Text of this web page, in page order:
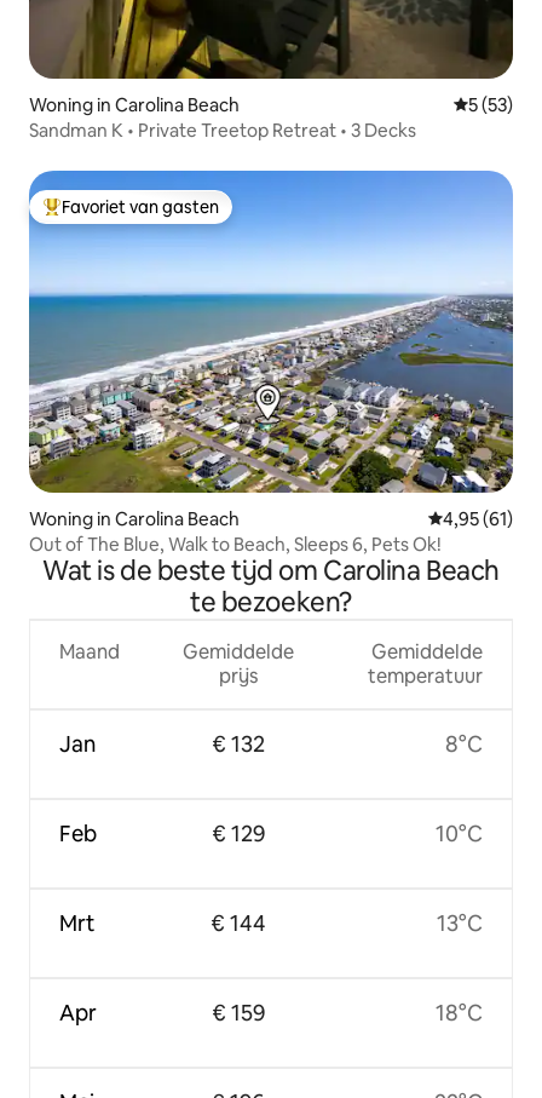
Woning in Carolina Beach
5 (53)
Sandman K • Private Treetop Retreat • 3 Decks
Topfavoriet van gasten
Favoriet van gasten
Woning in Carolina Beach Gemiddelde
4,95 (61)
Out of The Blue, Walk to Beach, Sleeps 6, Pets Ok!
Wat is de beste tijd om Carolina Beach
te bezoeken?
Maand
Jan
Feb
Mrt
Apr
Gemiddelde
prijs
€ 132
€ 129
€ 144
€ 159
Gemiddelde
temperatuur
8°C
10°C
13°C
18°C